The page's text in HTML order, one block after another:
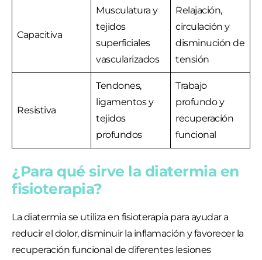
Capacitiva
Musculatura y
tejidos
superficiales
vascularizados
Relajación,
circulación y
disminución de
tensión
Resistiva
Tendones,
ligamentos y
tejidos
profundos
Trabajo
profundo y
recuperación
funcional
¿Para qué sirve la diatermia en
fisioterapia?
La diatermia se utiliza en fisioterapia para ayudar a
reducir el dolor, disminuir la inflamación y favorecer la
recuperación funcional de diferentes lesiones